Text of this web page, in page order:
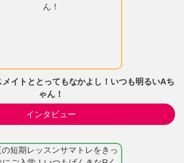
イトととってもなかよし！いつも明るいAち
ゃん！
インタビュー